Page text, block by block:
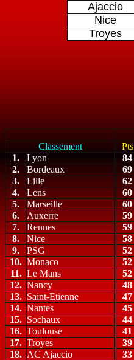
Ajaccio
Nice
Troyes
Classement
Pts
1.
Lyon 84
2.
Bordeaux 69
3.
Lille 62
4.
Lens 60
5.
Marseille 60
6.
Auxerre 59
7.
Rennes 59
8.
Nice 58
9.
PSG 52
10. Monaco 52
11. Le Mans 52
12. Nancy 48
13. Saint-Etienne 47
14. Nantes 45
15. Sochaux 44
16. Toulouse 41
17. Troyes 39
18. AC Ajaccio 33